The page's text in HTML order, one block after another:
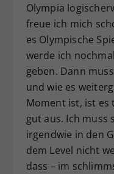
Olympia
freue ich mich
es Olympische
werde ich
geben. Dann
und wie es
Moment ist, ist es
gut aus. Ich muss
irgendwie in den
dem Level nicht
dass – im